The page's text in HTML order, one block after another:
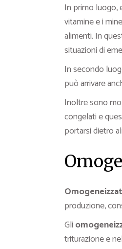
In primo luogo,
vitamine e i
alimenti. In
situazioni di
In secondo
può arrivare
Inoltre sono
congelati e
portarsi dietro
produzione,
Gli
triturazione e